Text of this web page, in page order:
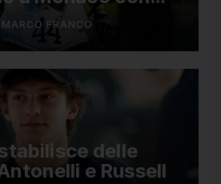
edizione limitata
MARCO FRANCO
delle
e Russell